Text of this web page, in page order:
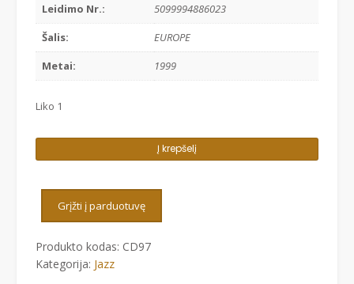
Leidimo Nr.:
5099994886023
Šalis:
EUROPE
Metai:
1999
Liko 1
kiekis:
NEW
CORNERS
Į krepšelį
Grįžti į parduotuvę
Produkto kodas: CD97
Kategorija: Jazz